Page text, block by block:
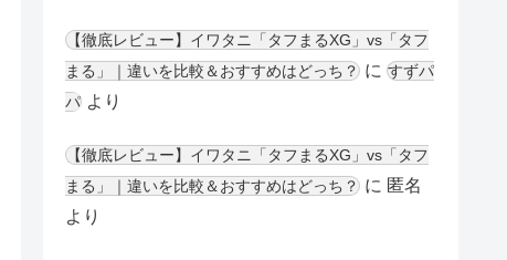
【徹底レビュー】イワタニ「タフまるXG」vs「タフ
まる」｜違いを比較＆おすすめはどっち？ に すずパ
パ より
【徹底レビュー】イワタニ「タフまるXG」vs「タフ
まる」｜違いを比較＆おすすめはどっち？ に 匿名
より